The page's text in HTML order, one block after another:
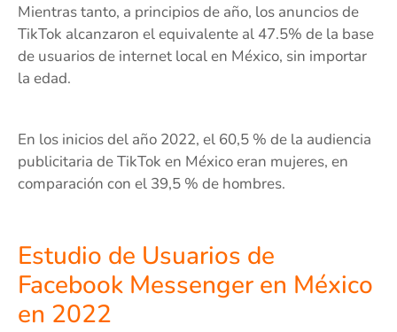
Mientras tanto, a principios de año, los anuncios de
TikTok alcanzaron el equivalente al 47.5% de la base
de usuarios de internet local en México, sin importar
la edad.
En los inicios del año 2022, el 60,5 % de la audiencia
publicitaria de TikTok en México eran mujeres, en
comparación con el 39,5 % de hombres.
Estudio de Usuarios de
Facebook Messenger en México
en 2022